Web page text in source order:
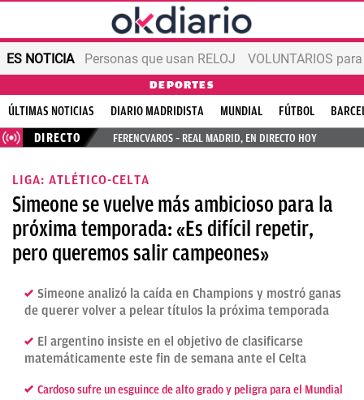
ES NOTICIA Personas que usan RELOJ VOLUNTARIOS
DEPORTES
ÚLTIMAS NOTICIAS DIARIO MADRIDISTA MUNDIAL FÚTBOL
DIRECTO
FERENCVAROS – REAL MADRID, EN DIRECTO HOY
LIGA: ATLÉTICO-CELTA
Simeone se vuelve más ambicioso para la
próxima temporada: «Es difícil repetir,
pero queremos salir campeones»
Simeone analizó la caída en Champions y mostró ganas
de querer volver a pelear títulos la próxima temporada
El argentino insiste en el objetivo de clasificarse
matemáticamente este fin de semana ante el Celta
Cardoso sufre un esguince de alto grado y peligra para el Mundial